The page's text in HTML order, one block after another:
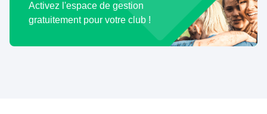
Activez l'espace de gestion
gratuitement pour votre club !